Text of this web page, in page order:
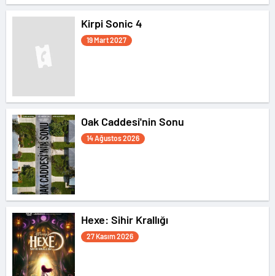
Kirpi Sonic 4
19 Mart 2027
Oak Caddesi'nin Sonu
14 Ağustos 2026
Hexe: Sihir Krallığı
27 Kasım 2026